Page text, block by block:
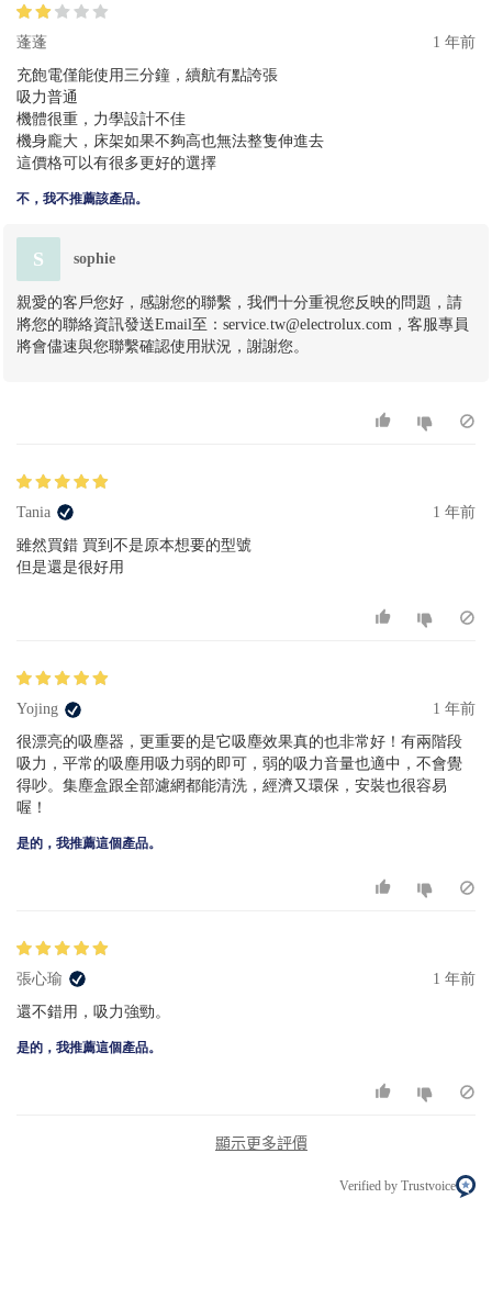
蓬蓬 1 年前
充飽電僅能使用三分鐘，續航有點誇張
吸力普通
機體很重，力學設計不佳
機身龐大，床架如果不夠高也無法整隻伸進去
這價格可以有很多更好的選擇
不，我不推薦該產品。
S sophie
親愛的客戶您好，感謝您的聯繫，我們十分重視您反映的問題，請
將您的聯絡資訊發送Email至：service.tw@electrolux.com，客服專員
將會儘速與您聯繫確認使用狀況，謝謝您。
Tania 1 年前
雖然買錯 買到不是原本想要的型號
但是還是很好用
Yojing 1 年前
很漂亮的吸塵器，更重要的是它吸塵效果真的也非常好！有兩階段
吸力，平常的吸塵用吸力弱的即可，弱的吸力音量也適中，不會覺
得吵。集塵盒跟全部濾網都能清洗，經濟又環保，安裝也很容易
喔！
是的，我推薦這個產品。
張心瑜 1 年前
還不錯用，吸力強勁。
是的，我推薦這個產品。
顯示更多評價
Verified by Trustvoice